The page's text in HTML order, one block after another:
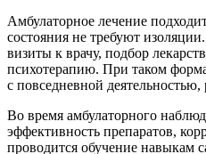
Амбулаторное лечение
состояния не требуют
визиты к врачу, подбор
психотерапию. При таком
с повседневной деятельностью,
Во время амбулаторного
эффективность препаратов,
проводится обучение навыкам